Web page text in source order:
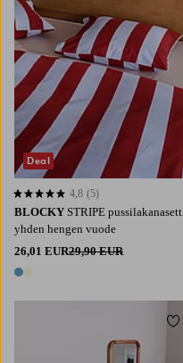
BLOCKY STRIPE
yhden hengen vuode
26,01 EUR29,90 EUR
2 värejä
4,8 perustuen 5 arvosanaan
4,8 (5)
Deal